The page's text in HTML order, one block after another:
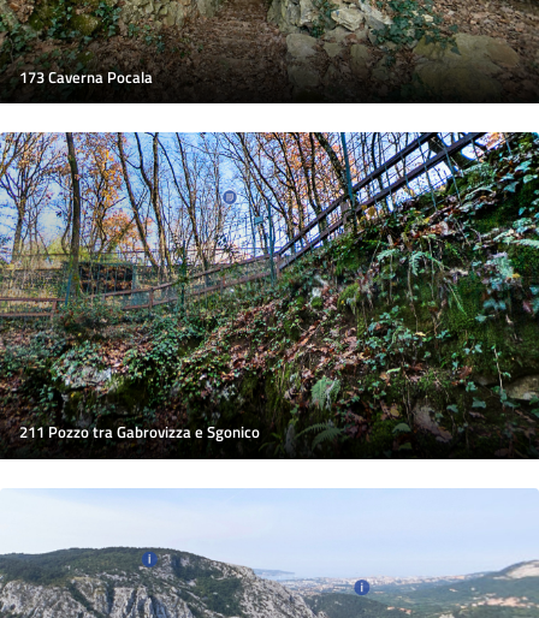
173 Caverna Pocala
211 Pozzo tra Gabrovizza e Sgonico